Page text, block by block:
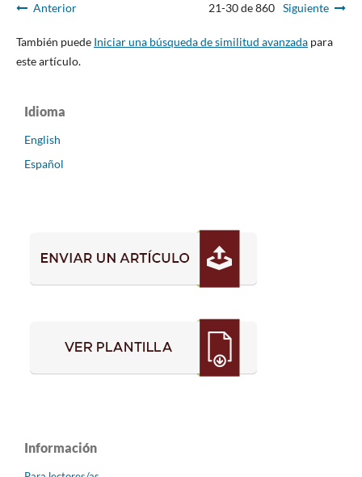
Anterior 21-30 de 860 Siguiente
También puede Iniciar una búsqueda de similitud avanzadapara
este artículo.
Idioma
English
Español
Información